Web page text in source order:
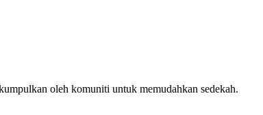
oleh komuniti untuk memudahkan sedekah.